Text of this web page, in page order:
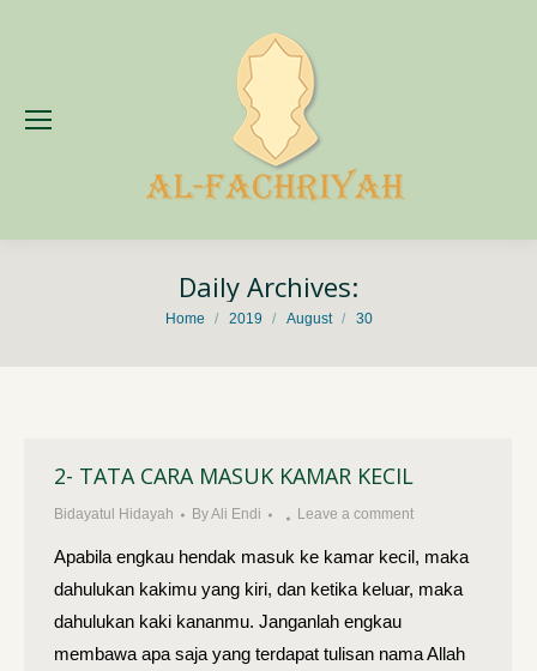
Daily Archives:
You are here:
Home 2019 August 30
2- TATA CARA MASUK KAMAR KECIL
Bidayatul Hidayah ByAli Endi Leave a comment
Apabila engkau hendak masuk ke kamar kecil, maka
dahulukan kakimu yang kiri, dan ketika keluar, maka
dahulukan kaki kananmu. Janganlah engkau
membawa apa saja yang terdapat tulisan nama Allah